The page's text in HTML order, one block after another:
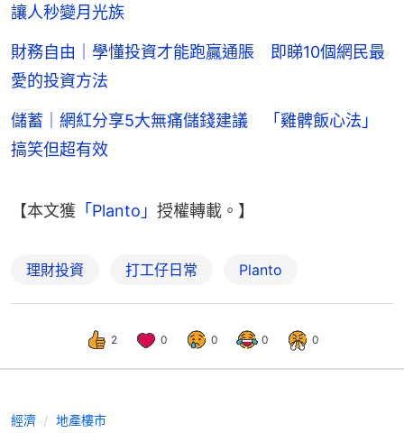
讓人秒變月光族
財務自由｜學懂投資才能跑贏通脹 即睇10個網民最
愛的投資方法
儲蓄｜網紅分享5大無痛儲錢建議 「雞髀飯心法」
搞笑但超有效
【本文獲 「Planto」 授權轉載。】
理財投資 打工仔日常 Planto
2 0 0 0 0
經濟 地產樓市